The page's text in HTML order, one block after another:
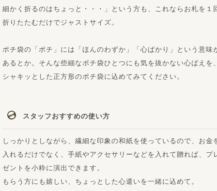
細かく折るのはちょっと・・・」という方も、これならお札を１
折りたたむだけでジャストサイズ。
ポチ袋の「ポチ」には「ほんのわずか」「心ばかり」という意味
あるとか。そんな些細なポチ袋ひとつにも気を抜かない心ばえを
シャキッとした正方形のポチ袋に込めてみてください。
スタッフおすすめの使い方
しっかりとしながら、繊細な印象の和紙を使っているので、お金
入れるだけでなく、手紙やアクセサリーなどを入れて贈れば、プ
ゼントを小粋に演出できます。
もらう方にも嬉しい、ちょっとした心遣いを一緒に込めて。